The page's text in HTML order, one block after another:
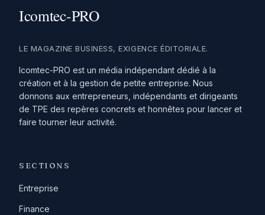
LE MAGAZINE BUSINESS, EXIGENCE ÉDITORIALE.
Icomtec-PRO est un média indépendant dédié à la
création et à la gestion de petite entreprise. Nous
donnons aux entrepreneurs, indépendants et dirigeants
de TPE des repères concrets et honnêtes pour lancer et
faire tourner leur activité.
SECTIONS
Entreprise
Finance